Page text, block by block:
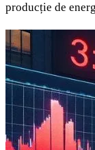
producție de